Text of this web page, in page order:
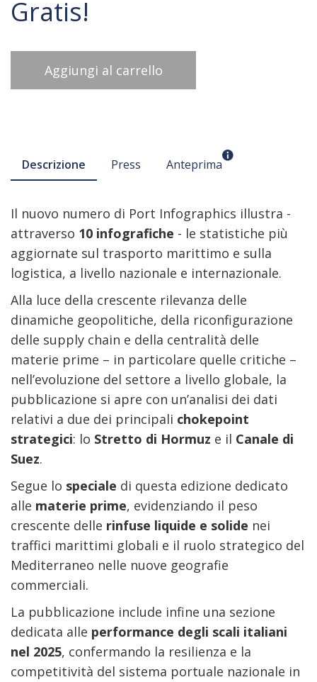
Gratis!
Aggiungi al carrello
Descrizione Press Anteprima
Il nuovo numero di Port Infographics illustra -
attraverso 10 infografiche - le statistiche più
aggiornate sul trasporto marittimo e sulla
logistica, a livello nazionale e internazionale.
Alla luce della crescente rilevanza delle
dinamiche geopolitiche, della riconfigurazione
delle supply chain e della centralità delle
materie prime – in particolare quelle critiche –
nell’evoluzione del settore a livello globale, la
pubblicazione si apre con un’analisi dei dati
relativi a due dei principali chokepoint
strategici: lo Stretto di Hormuz e il Canale di
Suez.
Segue lo speciale di questa edizione dedicato
alle materie prime, evidenziando il peso
crescente delle rinfuse liquide e solide nei
traffici marittimi globali e il ruolo strategico del
Mediterraneo nelle nuove geografie
commerciali.
La pubblicazione include infine una sezione
dedicata alle performance degli scali italiani
nel 2025, confermando la resilienza e la
competitività del sistema portuale nazionale in